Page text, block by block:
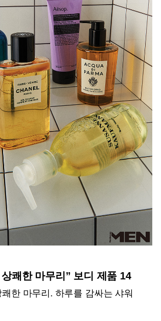
쾌한 마무리” 보디 제품 14
한 마무리. 하루를 감싸는 샤워